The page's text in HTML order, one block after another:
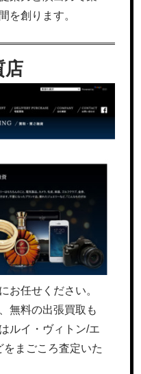
を創ります。
店
お任せください。
無料の出張買取も
ルイ・ヴィトン/エ
をまごころ査定いた